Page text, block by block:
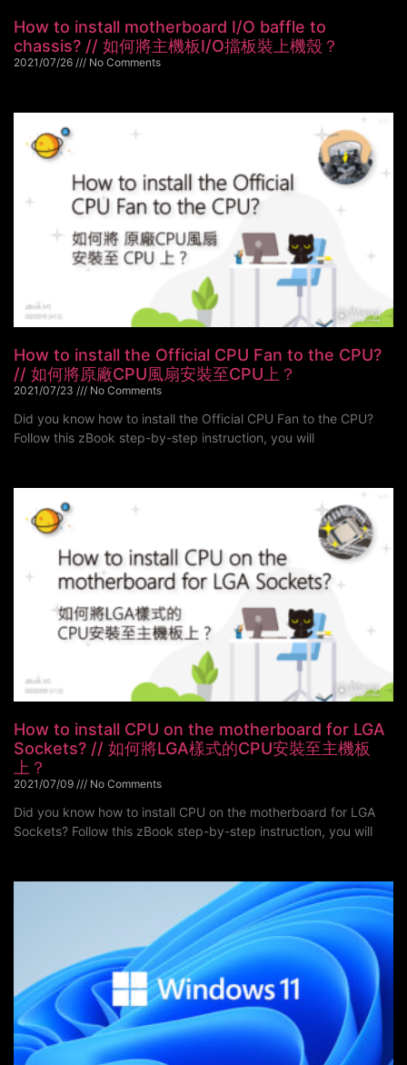
How to install motherboard I/O baffle to
chassis? // 如何將主機板I/O擋板裝上機殼？
2021/07/26 No Comments
How to install the Official CPU Fan to the CPU?
// 如何將原廠CPU風扇安裝至CPU上？
2021/07/23 No Comments
Did you know how to install the Official CPU Fan to the CPU?
Follow this zBook step-by-step instruction, you will
How to install CPU on the motherboard for LGA
Sockets? // 如何將LGA樣式的CPU安裝至主機板
上？
2021/07/09 No Comments
Did you know how to install CPU on the motherboard for LGA
Sockets? Follow this zBook step-by-step instruction, you will